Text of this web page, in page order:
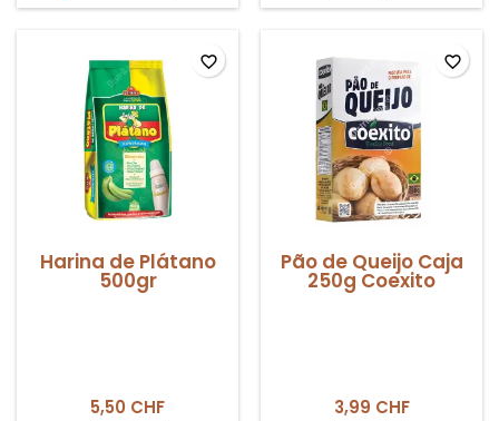
Harina de Plátano
500gr
5,50 CHF
favorite_border
Pão de Queijo Caja
250g Coexito
3,99 CHF
favorite_border